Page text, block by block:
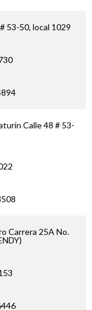
53-50, local 1029
Calle 48 # 53-
Carrera 25A No.